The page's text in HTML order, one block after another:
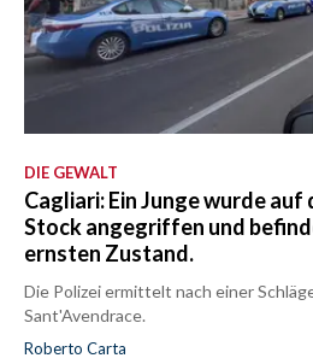
DIE GEWALT
Cagliari: Ein Junge wurde
Stock angegriffen und
ernsten Zustand.
Die Polizei ermittelt nach einer
Sant'Avendrace.
Roberto Carta